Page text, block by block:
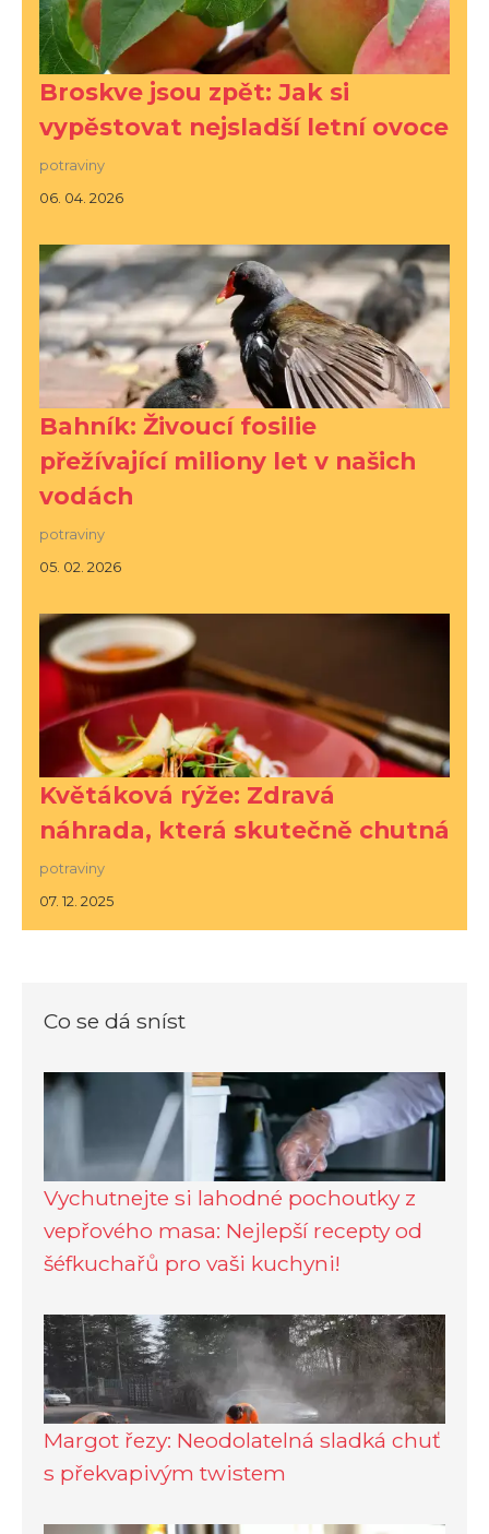
Broskve jsou zpět: Jak si
vypěstovat nejsladší letní ovoce
potraviny
06. 04. 2026
Bahník: Živoucí fosilie
přežívající miliony let v našich
vodách
potraviny
05. 02. 2026
Květáková rýže: Zdravá
náhrada, která skutečně chutná
potraviny
07. 12. 2025
Co se dá sníst
Vychutnejte si lahodné pochoutky z
vepřového masa: Nejlepší recepty od
šéfkuchařů pro vaši kuchyni!
Margot řezy: Neodolatelná sladká chuť
s překvapivým twistem